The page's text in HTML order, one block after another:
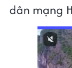
dân mạng